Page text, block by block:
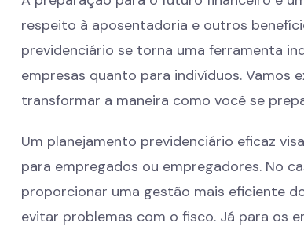
respeito à aposentadoria e outros
previdenciário se torna uma ferramenta
empresas quanto para indivíduos.
transformar a maneira como você se
Um planejamento previdenciário eficaz
para empregados ou empregadores. No
proporcionar uma gestão mais eficiente
evitar problemas com o fisco. Já para os